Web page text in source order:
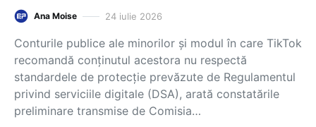
Ana Moise 24 iulie 2026
Conturile publice ale minorilor și modul în care TikTok
recomandă conținutul acestora nu respectă
standardele de protecție prevăzute de Regulamentul
privind serviciile digitale (DSA), arată constatările
preliminare transmise de Comisia…